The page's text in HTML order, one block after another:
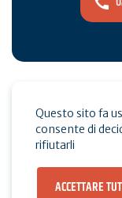
Questo sito fa
consente di
rifiutarli
ACCETTARE